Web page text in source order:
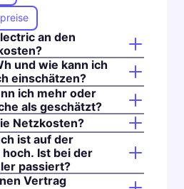
an den
und wie kann ich
einschätzen?
ich mehr oder
als geschätzt?
Netzkosten?
ist auf der
Ist bei der
passiert?
Vertrag